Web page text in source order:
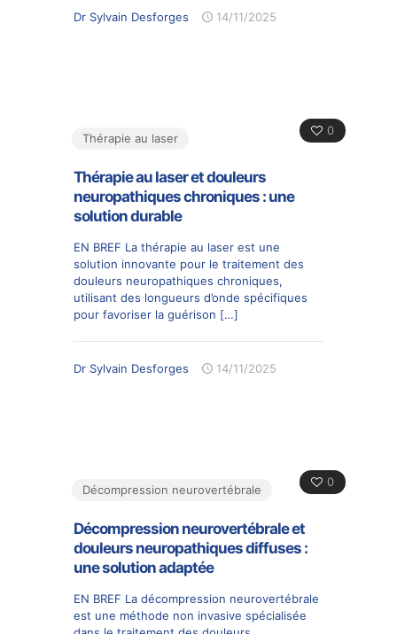
Dr Sylvain Desforges 14/11/2025
0
Thérapie au laser
Thérapie au laser et douleurs
neuropathiques chroniques : une
solution durable
EN BREF La thérapie au laser est une
solution innovante pour le traitement des
douleurs neuropathiques chroniques,
utilisant des longueurs d’onde spécifiques
pour favoriser la guérison […]
Dr Sylvain Desforges 14/11/2025
0
Décompression neurovertébrale
Décompression neurovertébrale et
douleurs neuropathiques diffuses :
une solution adaptée
EN BREF La décompression neurovertébrale
est une méthode non invasive spécialisée